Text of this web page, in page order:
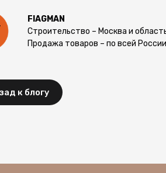
FlAGMAN
Строительство – Москва и
Продажа товаров – по всей России
к блогу